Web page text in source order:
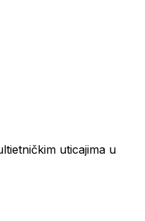
uticajima u